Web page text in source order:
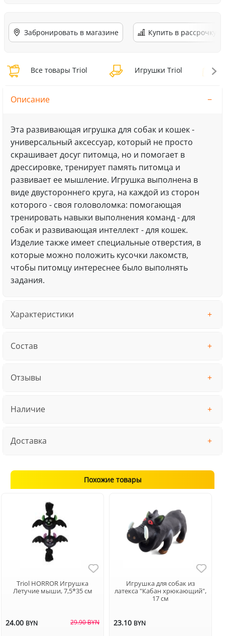
Забронировать в магазине Купить в рассрочку
Все товары Triol Игрушки Triol
Описание
Эта развивающая игрушка для собак и кошек -
универсальный аксессуар, который не просто
скрашивает досуг питомца, но и помогает в
дрессировке, тренирует память питомца и
развивает ее мышление. Игрушка выполнена в
виде двустороннего круга, на каждой из сторон
которого - своя головоломка: помогающая
тренировать навыки выполнения команд - для
собак и развивающая интеллект - для кошек.
Изделие также имеет специальные отверстия, в
которые можно положить кусочки лакомств,
чтобы питомцу интереснее было выполнять
задания.
Характеристики
Состав
Отзывы
Наличие
Доставка
Похожие товары
Triol HORROR Игрушка
Летучие мыши, 7,5*35 см
24.00 BYN 29.90 BYN
Игрушка для собак из
латекса "Кабан хрюкающий",
17 см
23.10 BYN